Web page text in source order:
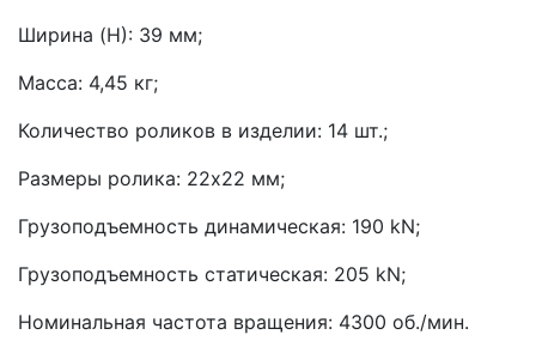
Ширина (H): 39 мм;
Масса: 4,45 кг;
Количество роликов в изделии: 14 шт.;
Размеры ролика: 22х22 мм;
Грузоподъемность динамическая: 190 kN;
Грузоподъемность статическая: 205 kN;
Номинальная частота вращения: 4300 об./мин.